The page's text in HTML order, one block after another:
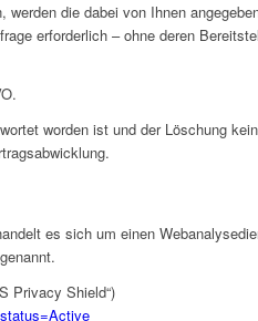
die dabei von Ihnen
erforderlich – ohne deren
worden ist und der Löschung
es sich um einen
Privacy Shield“)